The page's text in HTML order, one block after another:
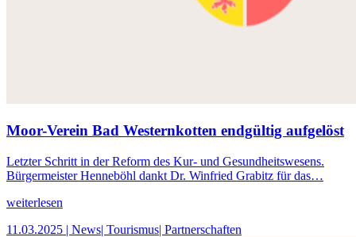
Moor-Verein Bad Westernkotten endgültig aufgelöst
Letzter Schritt in der Reform des Kur- und Gesundheitswesens.
Bürgermeister Henneböhl dankt Dr. Winfried Grabitz für das…
weiterlesen
11.03.2025 | News| Tourismus| Partnerschaften